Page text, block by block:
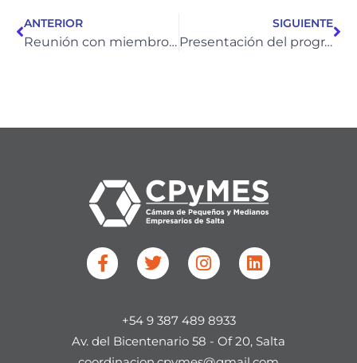
ANTERIOR
Reunión con miembros de la lista Salta Independiente
SIGUIENTE
Presentación del programa TE SUMO
F
a
o
T
w
t
e
I
n
a
g
L
i
d
+54 9 387 489 8933
Av. del Bicentenario 58 - Of 20, Salta​